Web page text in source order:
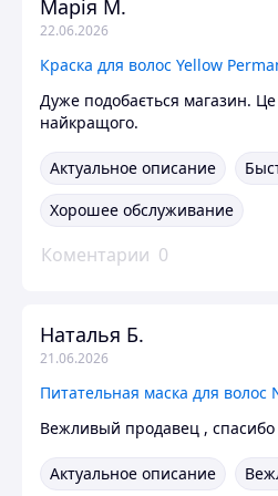
Марія М.
22.06.2026
Дуже подобається магазин.
найкращого.
Актуальное описание
Хорошее обслуживание
Коментарии 0
Наталья Б.
21.06.2026
Вежливый продавец , спасибо
Актуальное описание